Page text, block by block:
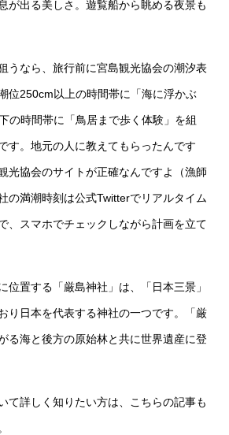
が出る美しさ。遊覧船から眺める夜景も
うなら、旅行前に宮島観光協会の潮汐表
位250cm以上の時間帯に「海に浮かぶ
の時間帯に「鳥居まで歩く体験」を組
す。地元の人に教えてもらったんです
光協会のサイトが正確なんですよ（漁師
の満潮時刻は公式Twitterでリアルタイム
、スマホでチェックしながら計画を立て
位置する「厳島神社」は、「日本三景」
り日本を代表する神社の一つです。「厳
る海と後方の原始林と共に世界遺産に登
て詳しく知りたい方は、こちらの記事も